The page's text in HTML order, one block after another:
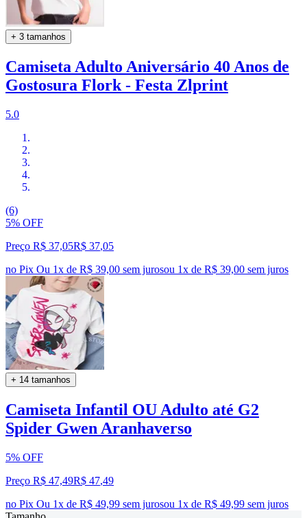
+ 3 tamanhos
Camiseta Adulto Aniversário 40 Anos de
Gostosura Flork - Festa Zlprint
5.0
(6)
5% OFF
Preço R$ 37,05R$ 37,05
no Pix Ou 1x de R$ 39,00 sem jurosou 1x de R$ 39,00 sem juros
+ 14 tamanhos
Camiseta Infantil OU Adulto até G2
Spider Gwen Aranhaverso
5% OFF
Preço R$ 47,49R$ 47,49
no Pix Ou 1x de R$ 49,99 sem jurosou 1x de R$ 49,99 sem juros